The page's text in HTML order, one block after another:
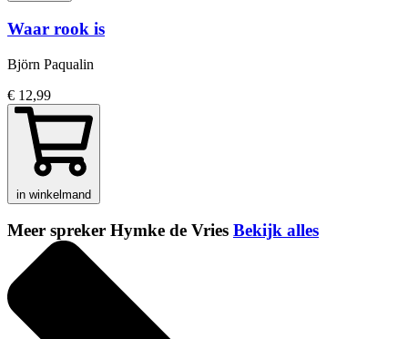
Waar rook is
Björn Paqualin
€ 12,99
in winkelmand
Meer spreker Hymke de Vries Bekijk alles